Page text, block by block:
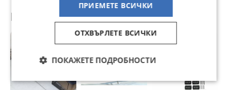
Препоръчани за теб
ПРИЕМЕТЕ ВСИЧКИ
ОТХВЪРЛЕТЕ ВСИЧКИ
ПОКАЖЕТЕ ПОДРОБНОСТИ